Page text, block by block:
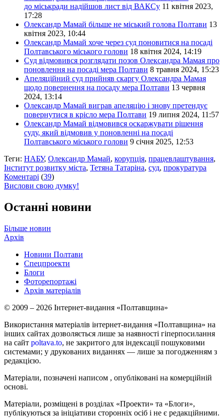
до міськради надійшов лист від ВАКСу 11 квітня 2023,
17:28
Олександр Мамай більше не міський голова Полтави 13
квітня 2023, 10:44
Олександр Мамай хоче через суд поновитися на посаді
Полтавського міського голови 18 квітня 2024, 14:19
Суд відмовився розглядати позов Олександра Мамая про
поновлення на посаді мера Полтави 8 травня 2024, 15:23
Апеляційний суд прийняв скаргу Олександра Мамая
щодо повернення на посаду мера Полтави 13 червня
2024, 13:14
Олександр Мамай виграв апеляцію і знову претендує
повернутися в крісло мера Полтави 19 липня 2024, 11:57
Олександр Мамай відмовився оскаржувати рішення
суду, який відмовив у поновленні на посаді
Полтавського міського голови 9 січня 2025, 12:53
Теги: НАБУ, Олександр Мамай, корупція, працевлаштування,
Інститут розвитку міста, Тетяна Татаріна, суд, прокуратура
Коментарі (39)
Вислови свою думку!
Останні новини
Більше новин
Архів
Новини Полтави
Спецпроекти
Блоги
Фоторепортажі
Архів матеріалів
© 2009 – 2026 Інтернет-видання «Полтавщина»
Використання матеріалів інтернет-видання «Полтавщина» на
інших сайтах дозволяється лише за наявності гіперпосилання
на сайт poltava.to, не закритого для індексації пошуковими
системами; у друкованих виданнях — лише за погодженням з
редакцією.
Матеріали, позначені написом , опубліковані на комерційній
основі.
Матеріали, розміщені в розділах «Проекти» та «Блоги»,
публікуються за ініціативи сторонніх осіб і не є редакційними.